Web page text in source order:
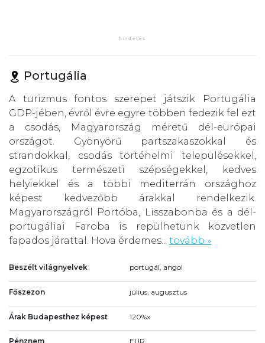
Portugália
A turizmus fontos szerepet játszik Portugália
GDP-jében, évről évre egyre többen fedezik fel ezt
a csodás, Magyarország méretű dél-európai
országot. Gyönyörű partszakaszokkal és
strandokkal, csodás történelmi településekkel,
egzotikus természeti szépségekkel, kedves
helyiekkel és a többi mediterrán országhoz
képest kedvezőbb árakkal rendelkezik.
Magyarországról Portóba, Lisszabonba és a dél-
portugáliai Faroba is repülhetünk közvetlen
fapados járattal. Hova érdemes... tovább »
Beszélt világnyelvek portugál, angol
Főszezon július, augusztus
Árak Budapesthez képest 120%x
Pénznem EUR